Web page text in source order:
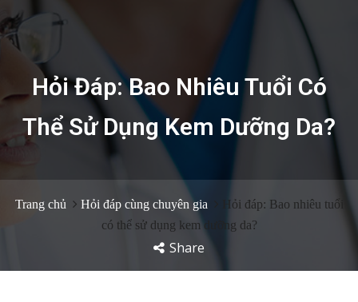
Hỏi Đáp: Bao Nhiêu Tuổi Có
Thể Sử Dụng Kem Dưỡng Da?
Trang chủ Hỏi đáp cùng chuyên gia
Hỏi đáp: Bao nhiêu tuổi
có thể sử dụng kem dưỡng da?
Share